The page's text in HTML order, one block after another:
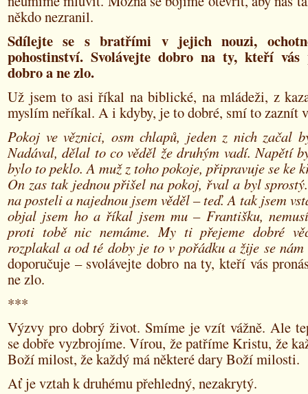
někdo nezranil.
Sdílejte se s bratřími v jejich nouzi,
pohostinství. Svolávejte dobro na ty, kteří vás
dobro a ne zlo.
Už jsem to asi říkal na biblické, na mládeži, z
myslím neříkal. A i kdyby, je to dobré, smí to zaznít
Pokoj ve věznici, osm chlapů, jeden z nich začal
Nadával, dělal to co věděl že druhým vadí. Napětí
bylo to peklo. A muž z toho pokoje, připravuje se ke
On zas tak jednou přišel na pokoj, řval a byl
na posteli a najednou jsem věděl – teď. A tak jsem
objal jsem ho a říkal jsem mu – Františku,
proti tobě nic nemáme. My ti přejeme dobré
rozplakal a od té doby je to v pořádku a žije se
doporučuje – svolávejte dobro na ty, kteří vás
ne zlo.
***
Výzvy pro dobrý život. Smíme je vzít vážně. Ale
se dobře vyzbrojíme. Vírou, že patříme Kristu, že
Boží milost, že každý má některé dary Boží milosti.
Ať je vztah k druhému přehledný, nezakrytý.